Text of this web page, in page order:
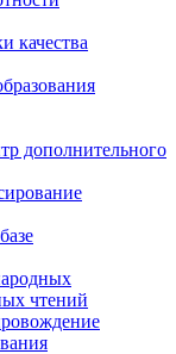
качества
дополнительного
чтений